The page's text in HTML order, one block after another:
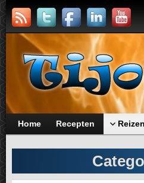
Home Recepten Reizen